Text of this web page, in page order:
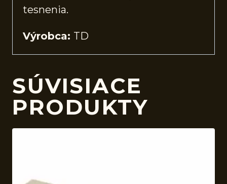
tesnenia.
Výrobca: TD
SÚVISIACE
PRODUKTY